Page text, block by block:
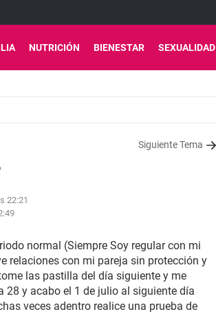
NUTRICIÓN BIENESTAR SEXUALIDAD
Siguiente Tema
22:21
normal (Siempre Soy regular con mi
relaciones con mi pareja sin protección y
las pastilla del día siguiente y me
y acabo el 1 de julio al siguiente día
veces adentro realice una prueba de